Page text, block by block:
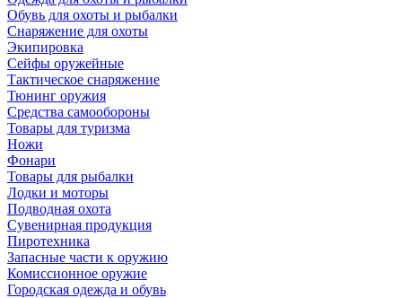
Обувь для охоты и рыбалки
Снаряжение для охоты
Экипировка
Сейфы оружейные
Тактическое снаряжение
Тюнинг оружия
Средства самообороны
Товары для туризма
Ножи
Фонари
Товары для рыбалки
Лодки и моторы
Подводная охота
Сувенирная продукция
Пиротехника
Запасные части к оружию
Комиссионное оружие
Городская одежда и обувь